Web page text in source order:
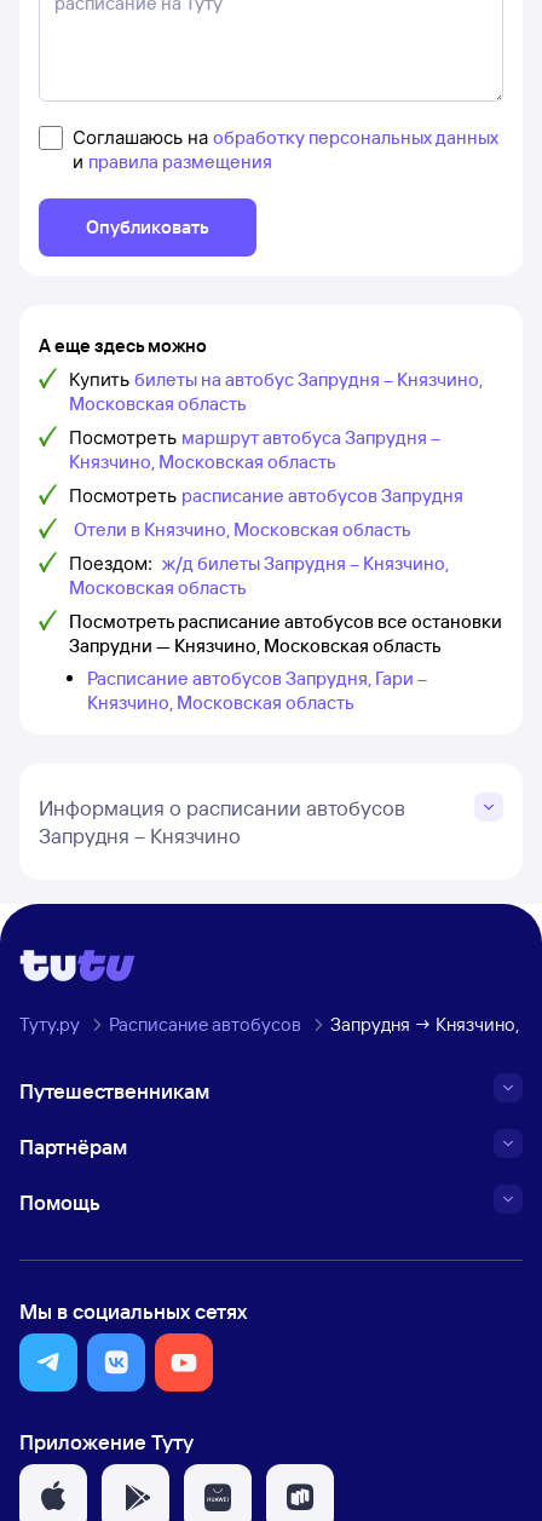
Соглашаюсь на обработку персональных данных
и правила размещения
Опубликовать
А еще здесь можно
Купить билеты на автобус Запрудня – Князчино,
Московская область
Посмотреть маршрут автобуса Запрудня –
Князчино, Московская область
Посмотреть расписание автобусов Запрудня
Отели в Князчино, Московская область
Поездом: ж/д билеты Запрудня – Князчино,
Московская область
Посмотреть расписание автобусов все остановки
Запрудни — Князчино, Московская область
Расписание автобусов Запрудня, Гари –
Князчино, Московская область
Информация о расписании автобусов
Запрудня – Князчино
Туту.ру Расписание автобусов Запрудня → Князчино,
Путешественникам
Партнёрам
Помощь
Мы в социальных сетях
Приложение Туту